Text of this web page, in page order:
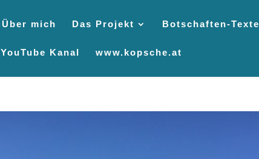
Über mich Das Projekt Botschaften-Texte
YouTube Kanal www.kopsche.at